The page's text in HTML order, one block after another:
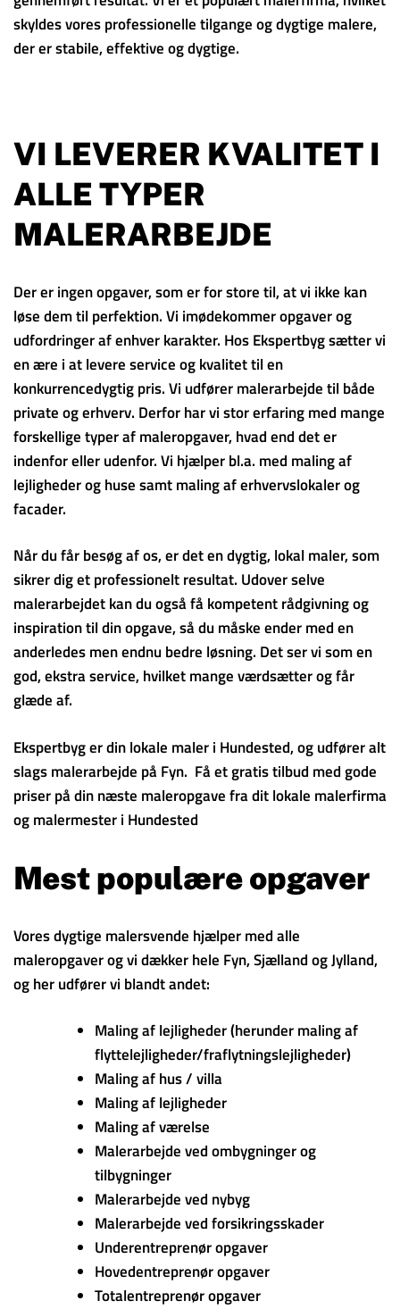
skyldes vores professionelle tilgange og dygtige malere,
der er stabile, effektive og dygtige.
VI LEVERER KVALITET I
ALLE TYPER
MALERARBEJDE
Der er ingen opgaver, som er for store til, at vi ikke kan
løse dem til perfektion. Vi imødekommer opgaver og
udfordringer af enhver karakter. Hos Ekspertbyg sætter vi
en ære i at levere service og kvalitet til en
konkurrencedygtig pris. Vi udfører malerarbejde til både
private og erhverv. Derfor har vi stor erfaring med mange
forskellige typer af maleropgaver, hvad end det er
indenfor eller udenfor. Vi hjælper bl.a. med maling af
lejligheder og huse samt maling af erhvervslokaler og
facader.
Når du får besøg af os, er det en dygtig, lokal maler, som
sikrer dig et professionelt resultat. Udover selve
malerarbejdet kan du også få kompetent rådgivning og
inspiration til din opgave, så du måske ender med en
anderledes men endnu bedre løsning. Det ser vi som en
god, ekstra service, hvilket mange værdsætter og får
glæde af.
Ekspertbyg er din lokale maler i Hundested, og udfører alt
slags malerarbejde på Fyn. Få et gratis tilbud med gode
priser på din næste maleropgave fra dit lokale malerfirma
og malermester i Hundested
Mest populære opgaver
Vores dygtige malersvende hjælper med alle
maleropgaver og vi dækker hele Fyn, Sjælland og Jylland,
og her udfører vi blandt andet:
Maling af lejligheder (herunder maling af
flyttelejligheder/fraflytningslejligheder)
Maling af hus / villa
Maling af lejligheder
Maling af værelse
Malerarbejde ved ombygninger og
tilbygninger
Malerarbejde ved nybyg
Malerarbejde ved forsikringsskader
Underentreprenør opgaver
Hovedentreprenør opgaver
Totalentreprenør opgaver